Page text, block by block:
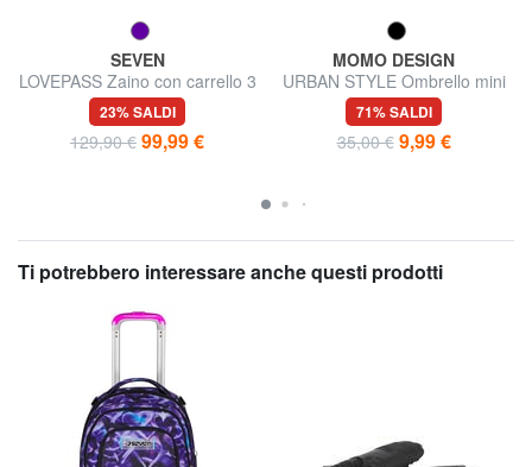
SEVEN
LOVEPASS Zaino con carrello 3
in 1
23% SALDI
129,90 € 99,99 €
MOMO DESIGN
URBAN STYLE Ombrello mini
71% SALDI
35,00 € 9,99 €
Ti potrebbero interessare anche questi prodotti